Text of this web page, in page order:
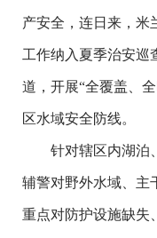
产安全，连日来，米
工作纳入夏季治安巡
道，开展“全覆盖、
区水域安全防线。
针对辖区内湖泊
辅警对野外水域、主
重点对防护设施缺失